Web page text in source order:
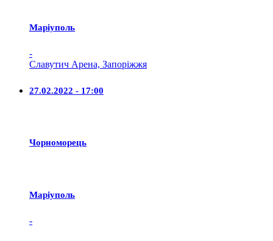
Маріуполь
-
Славутич Арена, Запоріжжя
27.02.2022 - 17:00
Чорноморець
Маріуполь
-